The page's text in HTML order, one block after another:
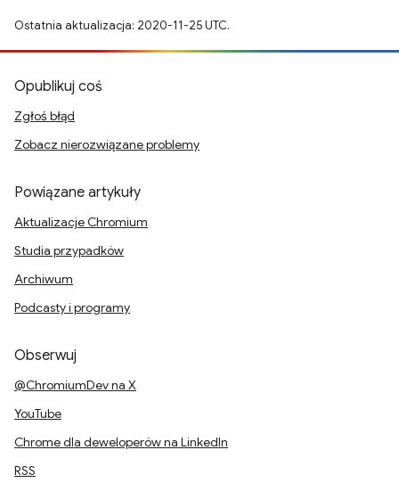
Ostatnia aktualizacja: 2020-11-25 UTC.
Opublikuj coś
Zgłoś błąd
Zobacz nierozwiązane problemy
Powiązane artykuły
Aktualizacje Chromium
Studia przypadków
Archiwum
Podcasty i programy
Obserwuj
@ChromiumDev na X
YouTube
Chrome dla deweloperów na LinkedIn
RSS